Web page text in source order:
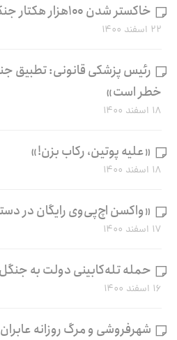
خاکستر شدن ۱۰۰هزار هکتار جنگل و مرتع طی ۵ سال
۲۲ اسفند ۱۴۰۰
رئیس پزشکی قانونی: تطبیق
خطر است»
۱۸ اسفند ۱۴۰۰
«علیه پوتین، رکاب بزن!»
۱۸ اسفند ۱۴۰۰
«واکسن اچ‌پی‌وی رایگان در
۱۷ اسفند ۱۴۰۰
حمله تله‌کابینی دولت به
۱۶ اسفند ۱۴۰۰
شهرفروشی و مرگ روزانه